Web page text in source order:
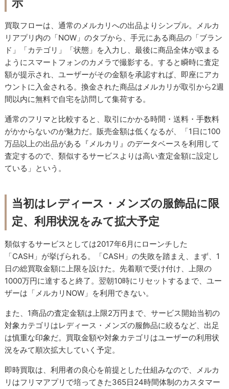
示
買取フローは、通常のメルカリへの出品よりシンプル。メルカ
リアプリ内の「NOW」のタブから、手元にある商品の「ブラン
ド」「カテゴリ」「状態」を入力し、最後に商品全体が収まる
ようにスマートフォンのカメラで撮影する。すると瞬時に査定
額が提示され、ユーザーがその金額を承認すれば、即座にアカ
ウントに入金される。換金された商品はメルカリが取引から2週
間以内に無料で自宅を訪問して集荷する。
通常のフリマと比較すると、取引にかかる時間・送料・手数料
がかからないのが魅力だ。販売金額は低くなるが、「1日に100
万品以上の出品がある『メルカリ』のデータベースを利用して
査定するので、類似するサービスよりは高い査定金額に設定し
ている」という。
当初はレディース・メンズの服飾品に限
定、利用状況をみて拡大予定
類似するサービスとしては2017年6月にローンチした
「CASH」が挙げられる。「CASH」の失敗を踏まえ、まず、1
日の総買取金額に上限を設けた。先着順で受け付け、上限の
1000万円に達すると終了。翌朝10時にリセットするまで、ユー
ザーは「メルカリNOW」を利用できない。
また、1商品の査定金額は上限2万円まで、サービス開始当初の
対象カテゴリはレディース・メンズの服飾品に絞るなど、出足
は慎重な印象だ。買取金額や対象カテゴリはユーザーの利用状
況をみて順次拡大していく予定。
即時買取は、利用者の良心を前提とした仕組みなので、メルカ
リはフリマアプリで培ってきた365日24時間体制のカスタマー